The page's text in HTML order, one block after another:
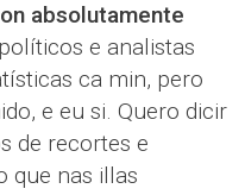
absolutamente
e analistas
ca min, pero
e eu si. Quero dicir
de recortes e
que nas illas